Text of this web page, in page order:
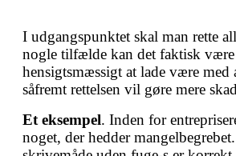
I udgangspunktet skal man rette
nogle tilfælde kan det faktisk være
hensigtsmæssigt at lade være med
såfremt rettelsen vil gøre mere
Et eksempel. Inden for
noget, der hedder